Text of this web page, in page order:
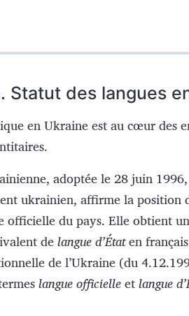
Statut des langues
en Ukraine est au cœur des
adoptée le 28 juin
ukrainien, affirme la position
officielle du pays. Elle obtient
delangue d’Étaten
de l’Ukraine (du
langue officielleetlangue